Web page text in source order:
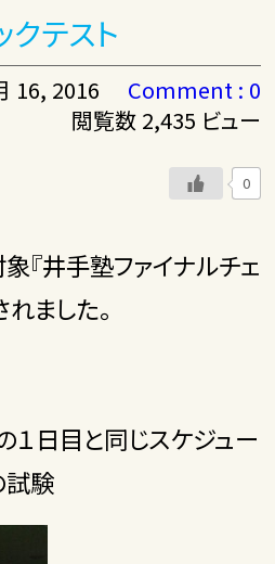
クテスト
16, 2016
Comment : 0
閲覧数 2,435 ビュー
0
『井手塾ファイナルチェ
ました。
日目と同じスケジュー
試験